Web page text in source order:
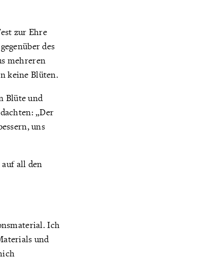
zur Ehre
des
mehreren
keine Blüten.
Blüte und
„Der
uns
all den
Ich
und